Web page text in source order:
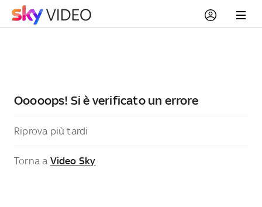
Ooooops! Si è verificato un errore
Riprova più tardi
Torna a Video Sky